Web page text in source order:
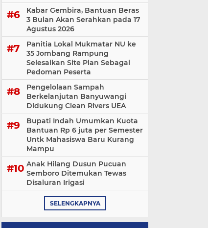
Kabar Gembira, Bantuan Beras
3 Bulan Akan Serahkan pada 17
Agustus 2026
Panitia Lokal Mukmatar NU ke
35 Jombang Rampung
Selesaikan Site Plan Sebagai
Pedoman Peserta
Pengelolaan Sampah
Berkelanjutan Banyuwangi
Didukung Clean Rivers UEA
Bupati Indah Umumkan Kuota
Bantuan Rp 6 juta per Semester
Untk Mahasiswa Baru Kurang
Mampu
Anak Hilang Dusun Pucuan
Semboro Ditemukan Tewas
Disaluran Irigasi
SELENGKAPNYA